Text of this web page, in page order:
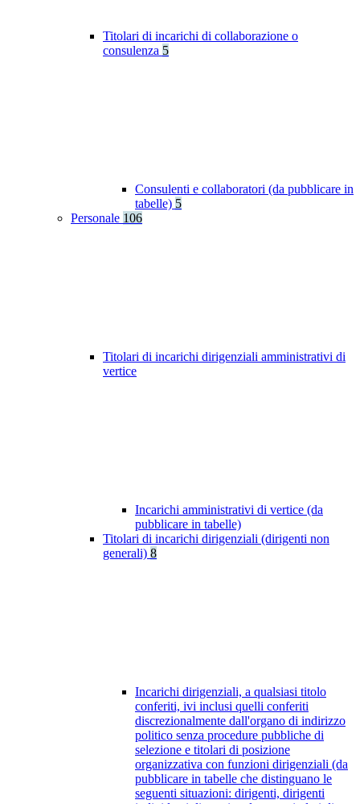
Titolari di incarichi di collaborazione o
consulenza 5
Consulenti e collaboratori (da pubblicare in
tabelle) 5
Personale 106
Titolari di incarichi dirigenziali amministrativi di
vertice
Incarichi amministrativi di vertice (da
pubblicare in tabelle)
Titolari di incarichi dirigenziali (dirigenti non
generali) 8
Incarichi dirigenziali, a qualsiasi titolo
conferiti, ivi inclusi quelli conferiti
discrezionalmente dall'organo di indirizzo
politico senza procedure pubbliche di
selezione e titolari di posizione
organizzativa con funzioni dirigenziali (da
pubblicare in tabelle che distinguano le
seguenti situazioni: dirigenti, dirigenti